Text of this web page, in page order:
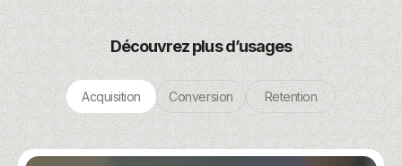
Découvrez plus d’usages
Acquisition Conversion Retention